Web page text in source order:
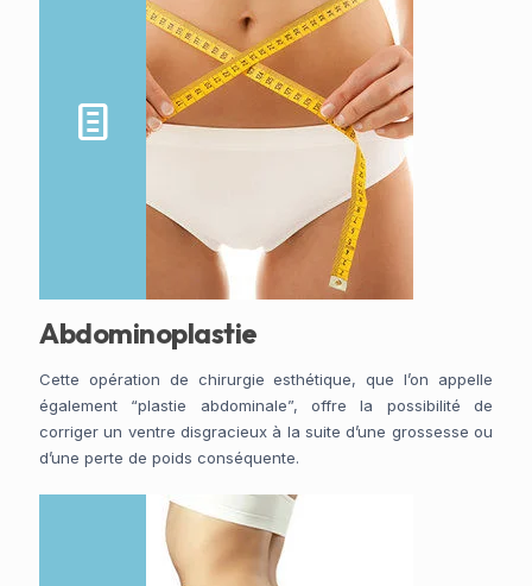
Abdominoplastie
Cette opération de chirurgie esthétique, que l’on appelle
également “plastie abdominale”, offre la possibilité de
corriger un ventre disgracieux à la suite d’une grossesse ou
d’une perte de poids conséquente.